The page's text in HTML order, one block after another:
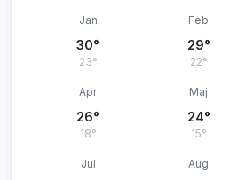
Jan
30°
23°
Feb
29°
22°
Apr
26°
18°
Maj
24°
15°
Jul Aug